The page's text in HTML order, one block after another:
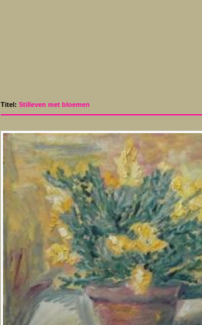
Titel: Stilleven met bloemen